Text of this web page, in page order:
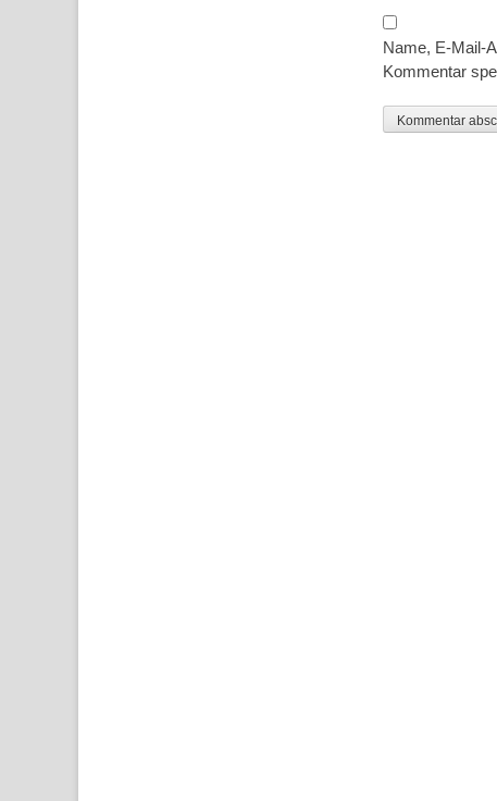
Name, E-Mail-
Kommentar